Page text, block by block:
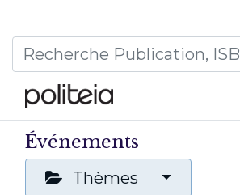
Événements
Thèmes